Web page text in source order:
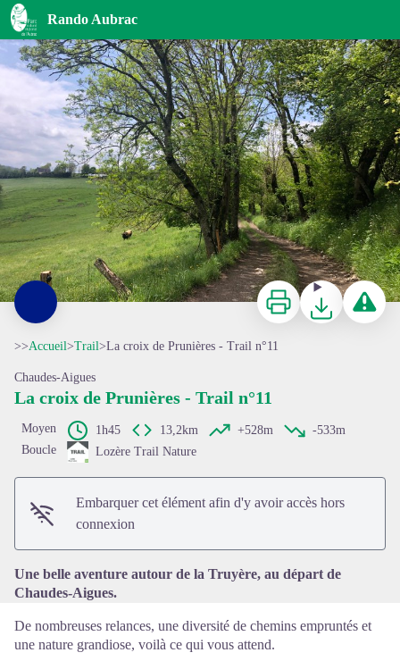
Rando Aubrac
La croix de Prunières - Trail n°11
ImprimerTéléchargerSignaler
>>Accueil>Trail>La croix de Prunières - Trail n°11
Chaudes-Aigues
La croix de Prunières - Trail n°11
Moyen 1h45 13,2km +528m
-533m
Boucle
Lozère Trail Nature
Embarquer cet élément afin d'y avoir accès hors
connexion
Une belle aventure autour de la Truyère, au départ de
Chaudes-Aigues.
De nombreuses relances, une diversité de chemins empruntés et
une nature grandiose, voilà ce qui vous attend.